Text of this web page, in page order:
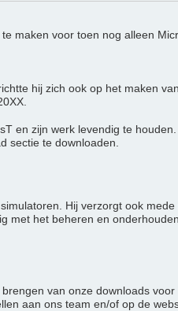
maken voor toen nog alleen
hij zich ook op het maken
en zijn werk levendig te
sectie te downloaden.
Hij verzorgt ook mede
met het beheren en
van onze downloads
aan ons team en/of op de